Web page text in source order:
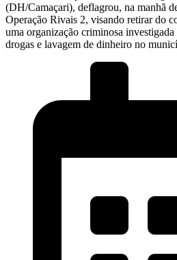
(DH/Camaçari), deflagrou, na manhã
Operação Rivais 2, visando retirar do
uma organização criminosa
drogas e lavagem de dinheiro no